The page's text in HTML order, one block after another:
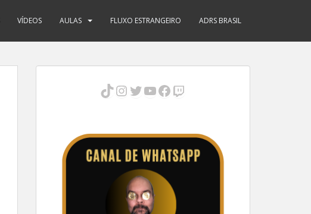
VÍDEOS AULAS FLUXO ESTRANGEIRO ADRS BRASIL
TikTok
Instagram
Twitter
Youtube
Facebook
Twitch